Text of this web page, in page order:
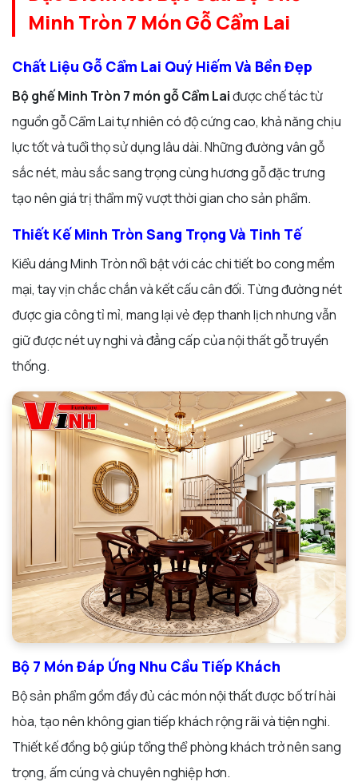
Minh Tròn 7 Món Gỗ Cẩm Lai
Chất Liệu Gỗ Cẩm Lai Quý Hiếm Và Bền Đẹp
Bộ ghế Minh Tròn 7 món gỗ Cẩm Laiđược chế tác từ
nguồn gỗ Cẩm Lai tự nhiên có độ cứng cao, khả năng chịu
lực tốt và tuổi thọ sử dụng lâu dài. Những đường vân gỗ
sắc nét, màu sắc sang trọng cùng hương gỗ đặc trưng
tạo nên giá trị thẩm mỹ vượt thời gian cho sản phẩm.
Thiết Kế Minh Tròn Sang Trọng Và Tinh Tế
Kiểu dáng Minh Tròn nổi bật với các chi tiết bo cong mềm
mại, tay vịn chắc chắn và kết cấu cân đối. Từng đường nét
được gia công tỉ mỉ, mang lại vẻ đẹp thanh lịch nhưng vẫn
giữ được nét uy nghi và đẳng cấp của nội thất gỗ truyền
thống.
Bộ 7 Món Đáp Ứng Nhu Cầu Tiếp Khách
Bộ sản phẩm gồm đầy đủ các món nội thất được bố trí hài
hòa, tạo nên không gian tiếp khách rộng rãi và tiện nghi.
Thiết kế đồng bộ giúp tổng thể phòng khách trở nên sang
trọng, ấm cúng và chuyên nghiệp hơn.